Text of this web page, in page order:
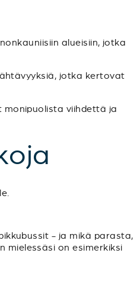
alueisiin, jotka
jotka kertovat
viihdettä ja
- ja mikä parasta,
on esimerkiksi